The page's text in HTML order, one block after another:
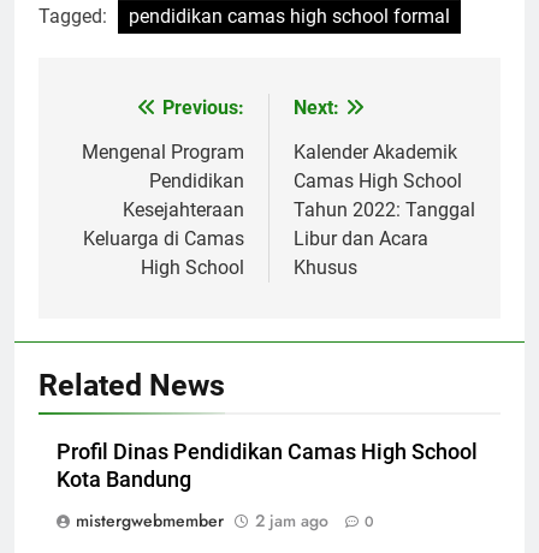
Tagged: pendidikan camas high school formal
Navigasi
pos
Previous:
Mengenal Program
Pendidikan
Kesejahteraan
Keluarga di Camas
High School
Next:
Kalender Akademik
Camas High School
Tahun 2022: Tanggal
Libur dan Acara
Khusus
Related News
Profil Dinas Pendidikan Camas High School
Kota Bandung
mistergwebmember
2 jam ago 0